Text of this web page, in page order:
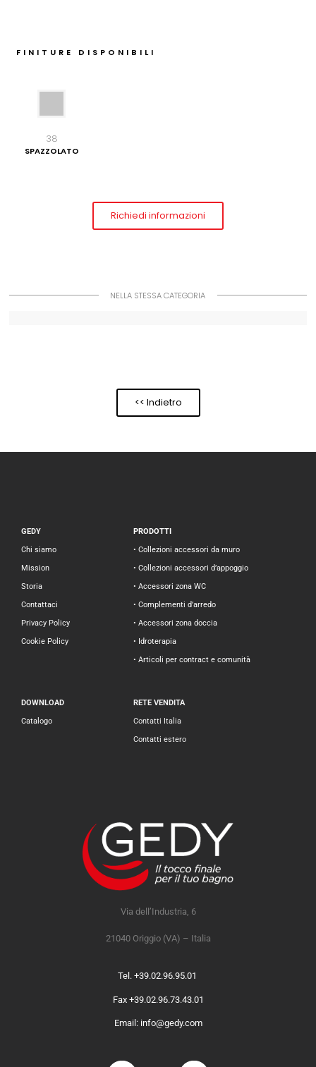
FINITURE DISPONIBILI
38
SPAZZOLATO
Richiedi informazioni
NELLA STESSA CATEGORIA
<< Indietro
GEDY
Chi siamo
Mission
Storia
Contattaci
Privacy Policy
Cookie Policy
PRODOTTI
• Collezioni accessori da muro
• Collezioni accessori d’appoggio
• Accessori zona WC
• Complementi d’arredo
• Accessori zona doccia
• Idroterapia
• Articoli per contract e comunità
DOWNLOAD
Catalogo
RETE VENDITA
Contatti Italia
Contatti estero
Via dell’Industria, 6
21040 Origgio (VA) – Italia
Tel. +39.02.96.95.01
Fax +39.02.96.73.43.01
Email: info@gedy.com